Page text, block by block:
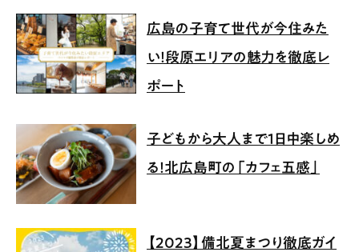
広島の子育て世代が今住みた
い！段原エリアの魅力を徹底レ
ポート
子どもから大人まで1日中楽しめ
る！北広島町の「カフェ五感」
【2023】備北夏まつり徹底ガイ